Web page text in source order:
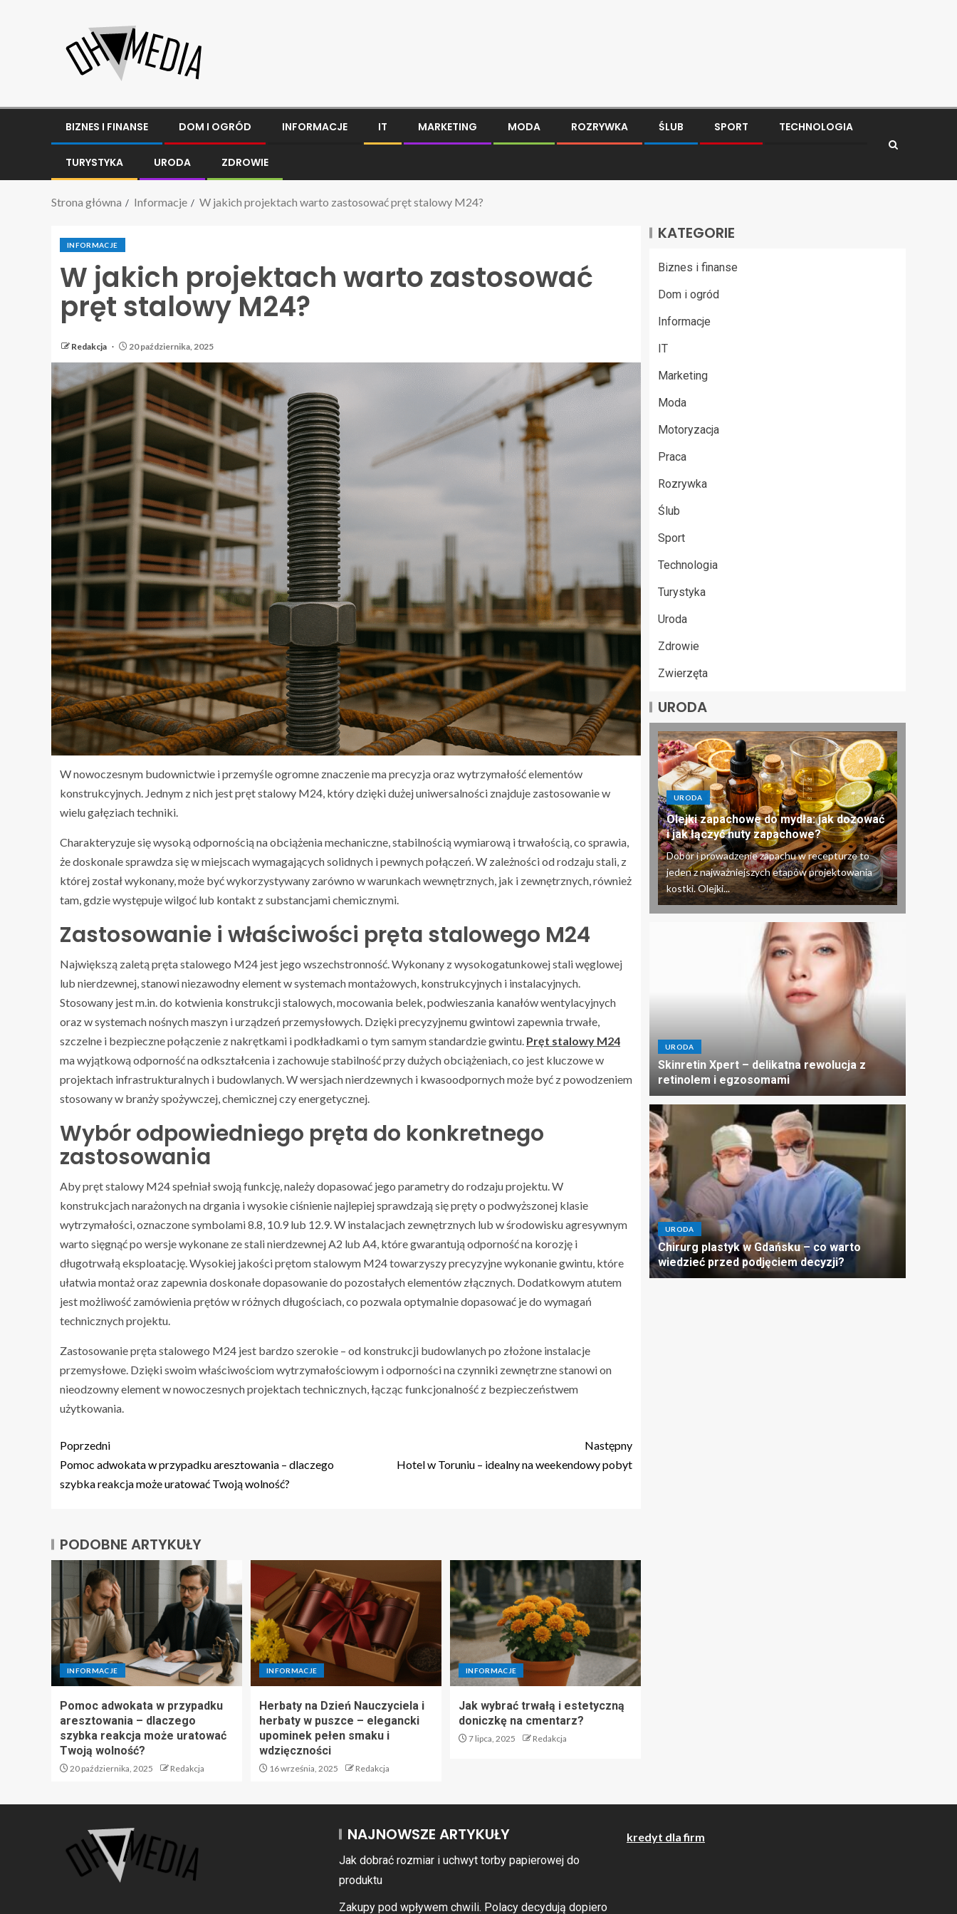
BIZNES I FINANSE DOM I OGRÓD INFORMACJE IT MARKETING MODA ROZRYWKA ŚLUB SPORT TECHNOLOGIA
TURYSTYKA URODA ZDROWIE
Strona główna Informacje W jakich projektach warto zastosować pręt stalowy M24?
INFORMACJE
W jakich projektach warto zastosować
pręt stalowy M24?
Redakcja 20 października, 2025
W nowoczesnym budownictwie i przemyśle ogromne znaczenie ma precyzja oraz wytrzymałość elementów
konstrukcyjnych. Jednym z nich jest pręt stalowy M24, który dzięki dużej uniwersalności znajduje zastosowanie w
wielu gałęziach techniki.
Charakteryzuje się wysoką odpornością na obciążenia mechaniczne, stabilnością wymiarową i trwałością, co sprawia,
że doskonale sprawdza się w miejscach wymagających solidnych i pewnych połączeń. W zależności od rodzaju stali, z
której został wykonany, może być wykorzystywany zarówno w warunkach wewnętrznych, jak i zewnętrznych, również
tam, gdzie występuje wilgoć lub kontakt z substancjami chemicznymi.
Zastosowanie i właściwości pręta stalowego M24
Największą zaletą pręta stalowego M24 jest jego wszechstronność. Wykonany z wysokogatunkowej stali węglowej
lub nierdzewnej, stanowi niezawodny element w systemach montażowych, konstrukcyjnych i instalacyjnych.
Stosowany jest m.in. do kotwienia konstrukcji stalowych, mocowania belek, podwieszania kanałów wentylacyjnych
oraz w systemach nośnych maszyn i urządzeń przemysłowych. Dzięki precyzyjnemu gwintowi zapewnia trwałe,
szczelne i bezpieczne połączenie z nakrętkami i podkładkami o tym samym standardzie gwintu. Pręt stalowy M24
ma wyjątkową odporność na odkształcenia i zachowuje stabilność przy dużych obciążeniach, co jest kluczowe w
projektach infrastrukturalnych i budowlanych. W wersjach nierdzewnych i kwasoodpornych może być z powodzeniem
stosowany w branży spożywczej, chemicznej czy energetycznej.
Wybór odpowiedniego pręta do konkretnego
zastosowania
Aby pręt stalowy M24 spełniał swoją funkcję, należy dopasować jego parametry do rodzaju projektu. W
konstrukcjach narażonych na drgania i wysokie ciśnienie najlepiej sprawdzają się pręty o podwyższonej klasie
wytrzymałości, oznaczone symbolami 8.8, 10.9 lub 12.9. W instalacjach zewnętrznych lub w środowisku agresywnym
warto sięgnąć po wersje wykonane ze stali nierdzewnej A2 lub A4, które gwarantują odporność na korozję i
długotrwałą eksploatację. Wysokiej jakości prętom stalowym M24 towarzyszy precyzyjne wykonanie gwintu, które
ułatwia montaż oraz zapewnia doskonałe dopasowanie do pozostałych elementów złącznych. Dodatkowym atutem
jest możliwość zamówienia prętów w różnych długościach, co pozwala optymalnie dopasować je do wymagań
technicznych projektu.
Zastosowanie pręta stalowego M24 jest bardzo szerokie – od konstrukcji budowlanych po złożone instalacje
przemysłowe. Dzięki swoim właściwościom wytrzymałościowym i odporności na czynniki zewnętrzne stanowi on
nieodzowny element w nowoczesnych projektach technicznych, łącząc funkcjonalność z bezpieczeństwem
użytkowania.
Poprzedni
Pomoc adwokata w przypadku aresztowania – dlaczego
szybka reakcja może uratować Twoją wolność?
Następny
Hotel w Toruniu – idealny na weekendowy pobyt
PODOBNE ARTYKUŁY
INFORMACJE
Pomoc adwokata w przypadku
aresztowania – dlaczego
szybka reakcja może uratować
Twoją wolność?
20 października, 2025 Redakcja
INFORMACJE
Herbaty na Dzień Nauczyciela i
herbaty w puszce – elegancki
upominek pełen smaku i
wdzięczności
16 września, 2025 Redakcja
INFORMACJE
Jak wybrać trwałą i estetyczną
doniczkę na cmentarz?
7 lipca, 2025 Redakcja
KATEGORIE
Biznes i finanse
Dom i ogród
Informacje
IT
Marketing
Moda
Motoryzacja
Praca
Rozrywka
Ślub
Sport
Technologia
Turystyka
Uroda
Zdrowie
Zwierzęta
URODA
URODA
Olejki zapachowe do mydła: jak dozować
i jak łączyć nuty zapachowe?
Dobór i prowadzenie zapachu w recepturze to
jeden z najważniejszych etapów projektowania
kostki. Olejki...
URODA
Skinretin Xpert – delikatna rewolucja z
retinolem i egzosomami
URODA
Chirurg plastyk w Gdańsku – co warto
wiedzieć przed podjęciem decyzji?
NAJNOWSZE ARTYKUŁY
Jak dobrać rozmiar i uchwyt torby papierowej do
produktu
Zakupy pod wpływem chwili. Polacy decydują dopiero
kredyt dla firm